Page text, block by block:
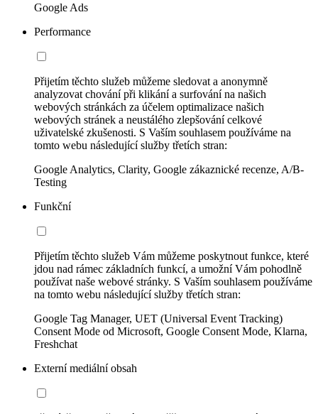
Google Ads
Performance
Přijetím těchto služeb můžeme sledovat a anonymně
analyzovat chování při klikání a surfování na našich
webových stránkách za účelem optimalizace našich
webových stránek a neustálého zlepšování celkové
uživatelské zkušenosti. S Vaším souhlasem používáme na
tomto webu následující služby třetích stran:
Google Analytics, Clarity, Google zákaznické recenze, A/B-
Testing
Funkční
Přijetím těchto služeb Vám můžeme poskytnout funkce, které
jdou nad rámec základních funkcí, a umožní Vám pohodlně
používat naše webové stránky. S Vaším souhlasem používáme
na tomto webu následující služby třetích stran:
Google Tag Manager, UET (Universal Event Tracking)
Consent Mode od Microsoft, Google Consent Mode, Klarna,
Freshchat
Externí mediální obsah